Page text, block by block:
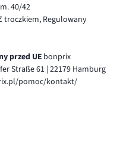
40/42
troczkiem, Regulowany
przed UE bonprix
Straße 61 | 22179 Hamburg
pomoc/kontakt/